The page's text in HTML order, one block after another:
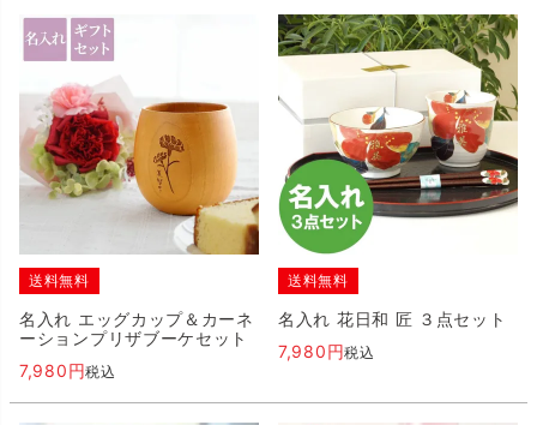
送料無料
名入れ エッグカップ＆カーネ
ーションプリザブーケセット
7,980
税込
送料無料
名入れ 花日和 匠 ３点セット
7,980
税込